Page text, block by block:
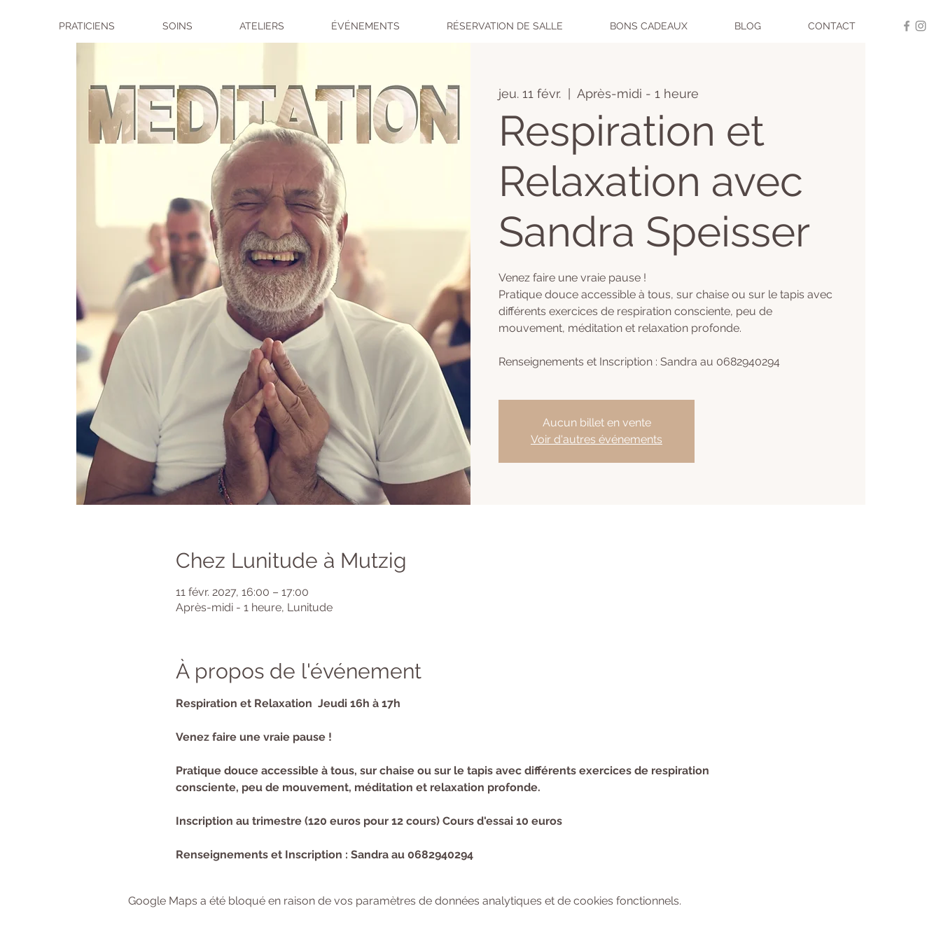
PRATICIENS SOINS ATELIERS ÉVÉNEMENTS RÉSERVATION DE SALLE BONS CADEAUX BLOG CONTACT
jeu. 11 févr. Après-midi - 1 heure
Respiration et
Relaxation avec
Sandra Speisser
Venez faire une vraie pause !
Pratique douce accessible à tous, sur chaise ou sur le tapis avec
différents exercices de respiration consciente, peu de
mouvement, méditation et relaxation profonde.
Renseignements et Inscription : Sandra au 0682940294
Aucun billet en vente
Voir d'autres événements
Chez Lunitude à Mutzig
11 févr. 2027, 16:00 – 17:00
Après-midi - 1 heure, Lunitude
À propos de l'événement
Respiration et Relaxation  Jeudi 16h à 17h
Venez faire une vraie pause !
Pratique douce accessible à tous, sur chaise ou sur le tapis avec différents exercices de respiration
consciente, peu de mouvement, méditation et relaxation profonde.
Inscription au trimestre (120 euros pour 12 cours) Cours d'essai 10 euros
Renseignements et Inscription : Sandra au 0682940294
Google Maps a été bloqué en raison de vos paramètres de données analytiques et de cookies fonctionnels.